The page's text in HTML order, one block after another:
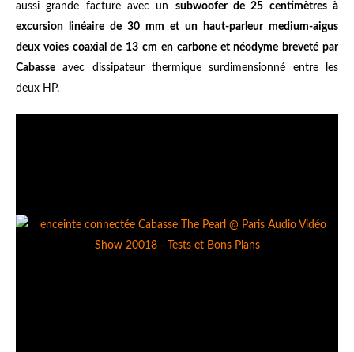
aussi grande facture avec un subwoofer de 25 centimètres à
excursion linéaire de 30 mm et un haut-parleur medium-aigus
deux voies coaxial de 13 cm en carbone et néodyme breveté par
Cabasse avec dissipateur thermique surdimensionné entre les
deux HP.